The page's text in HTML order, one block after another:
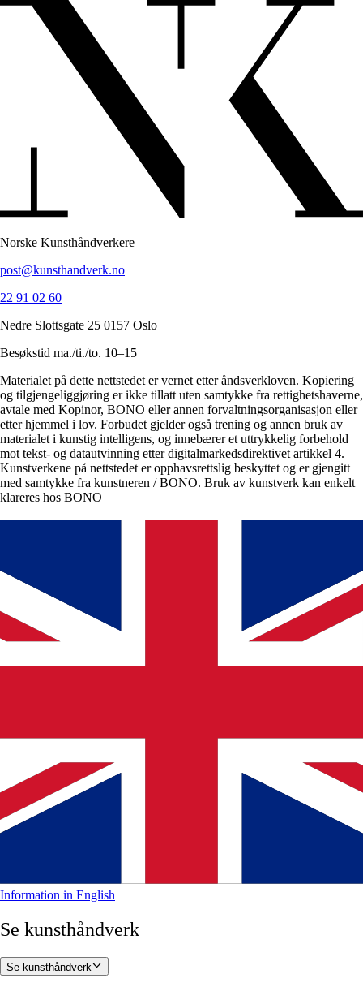
Norske Kunsthåndverkere
post@kunsthandverk.no
22 91 02 60
Nedre Slottsgate 25 0157 Oslo
Besøkstid ma./ti./to. 10–15
Materialet på dette nettstedet er vernet etter åndsverkloven. Kopiering
og tilgjengeliggjøring er ikke tillatt uten samtykke fra rettighetshaverne,
avtale med Kopinor, BONO eller annen forvaltningsorganisasjon eller
etter hjemmel i lov. Forbudet gjelder også trening og annen bruk av
materialet i kunstig intelligens, og innebærer et uttrykkelig forbehold
mot tekst- og datautvinning etter digitalmarkedsdirektivet artikkel 4.
Kunstverkene på nettstedet er opphavsrettslig beskyttet og er gjengitt
med samtykke fra kunstneren / BONO. Bruk av kunstverk kan enkelt
klareres hos BONO
Information in English
Se kunsthåndverk
Se kunsthåndverk